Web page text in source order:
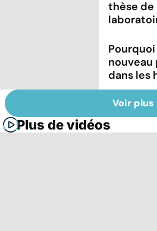
thèse de
nouveau
dans les
Voir plus
Plus de vidéos